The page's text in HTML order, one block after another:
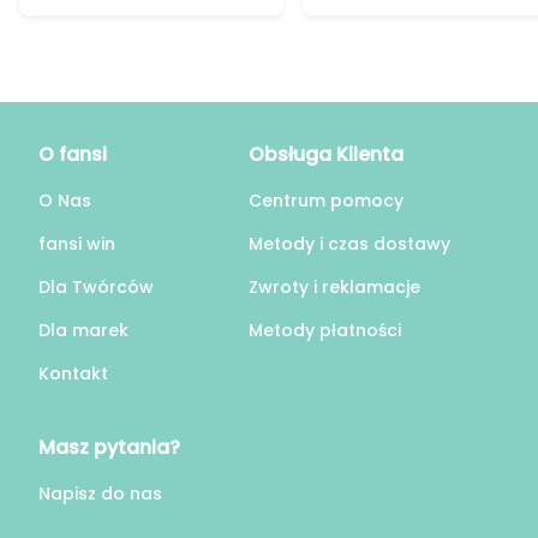
O fansi
O Nas
fansi win
Dla Twórców
Dla marek
Kontakt
Obsługa Klienta
Centrum pomocy
Metody i czas dostawy
Zwroty i reklamacje
Metody płatności
Masz pytania?
Napisz do nas